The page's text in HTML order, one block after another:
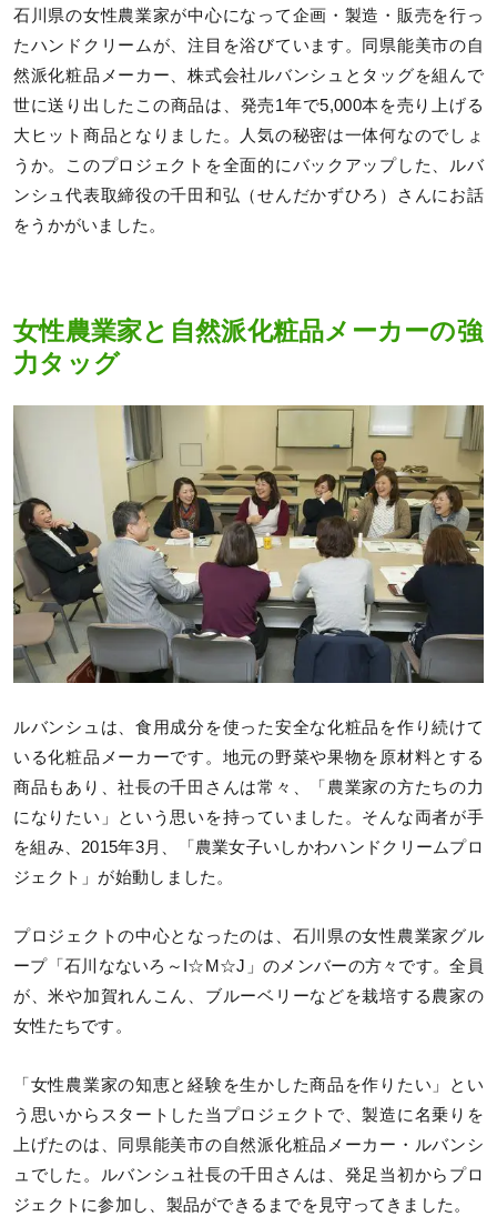
石川県の女性農業家が中心になって企画・製造・販売を行っ
たハンドクリームが、注目を浴びています。同県能美市の自
然派化粧品メーカー、株式会社ルバンシュとタッグを組んで
世に送り出したこの商品は、発売1年で5,000本を売り上げる
大ヒット商品となりました。人気の秘密は一体何なのでしょ
うか。このプロジェクトを全面的にバックアップした、ルバ
ンシュ代表取締役の千田和弘（せんだかずひろ）さんにお話
をうかがいました。
女性農業家と自然派化粧品メーカーの強
力タッグ
ルバンシュは、食用成分を使った安全な化粧品を作り続けて
いる化粧品メーカーです。地元の野菜や果物を原材料とする
商品もあり、社長の千田さんは常々、「農業家の方たちの力
になりたい」という思いを持っていました。そんな両者が手
を組み、2015年3月、「農業女子いしかわハンドクリームプロ
ジェクト」が始動しました。
プロジェクトの中心となったのは、石川県の女性農業家グル
ープ「石川なないろ～I☆M☆J」のメンバーの方々です。全員
が、米や加賀れんこん、ブルーベリーなどを栽培する農家の
女性たちです。
「女性農業家の知恵と経験を生かした商品を作りたい」とい
う思いからスタートした当プロジェクトで、製造に名乗りを
上げたのは、同県能美市の自然派化粧品メーカー・ルバンシ
ュでした。ルバンシュ社長の千田さんは、発足当初からプロ
ジェクトに参加し、製品ができるまでを見守ってきました。